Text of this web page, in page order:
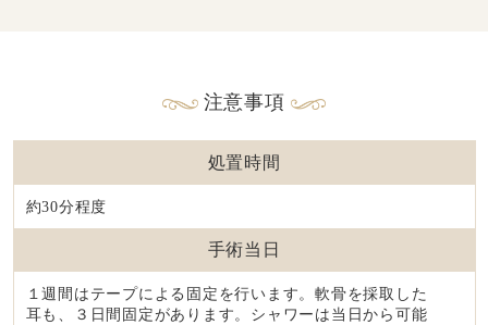
注意事項
処置時間
約30分程度
手術当日
１週間はテープによる固定を行います。軟骨を採取した
耳も、３日間固定があります。シャワーは当日から可能